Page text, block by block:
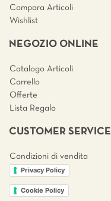
Compara Articoli
Wishlist
NEGOZIO ONLINE
Catalogo Articoli
Carrello
Offerte
Lista Regalo
CUSTOMER SERVICE
Condizioni di vendita
Privacy Policy
Cookie Policy